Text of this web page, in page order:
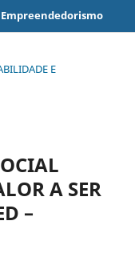
E
A SER
–